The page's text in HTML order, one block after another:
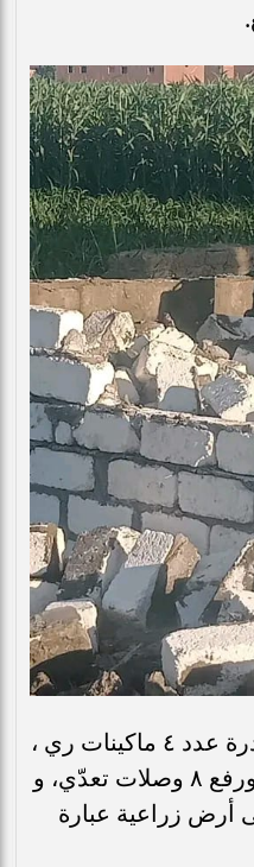
وأسفرت الحملة عن مصادرة عدد ٤ ماكينات ري ،
وتكسير مواسير مخالفة.، ورفع ٨ وصلات تعدّي، و
أرض زراعية عبارة